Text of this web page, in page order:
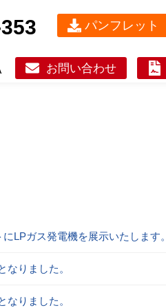
パンフレット
お問い合わせ
LPガス発電機を展示いたします。
なりました。
なりました。